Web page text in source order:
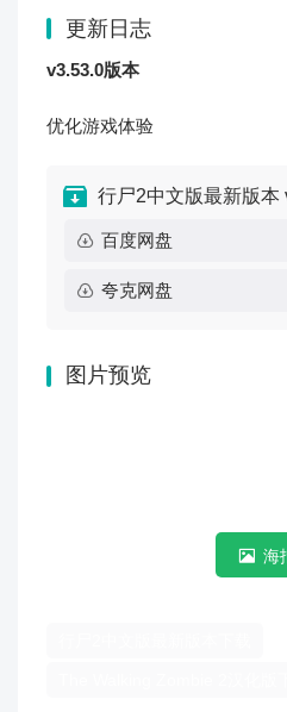
更新日志
v3.53.0版本
优化游戏体验
行尸2中文版最新版本
百度网盘
夸克网盘
图片预览
海